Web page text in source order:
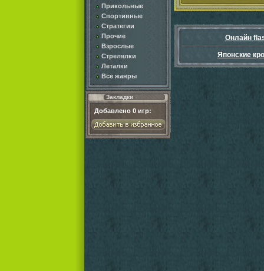
Прикольные
Спортивные
Стратегии
Прочие
Взрослые
Стрелялки
Леталки
Все жанры
Закладки
Добавлено 0 игр:
Онлайн
Японские